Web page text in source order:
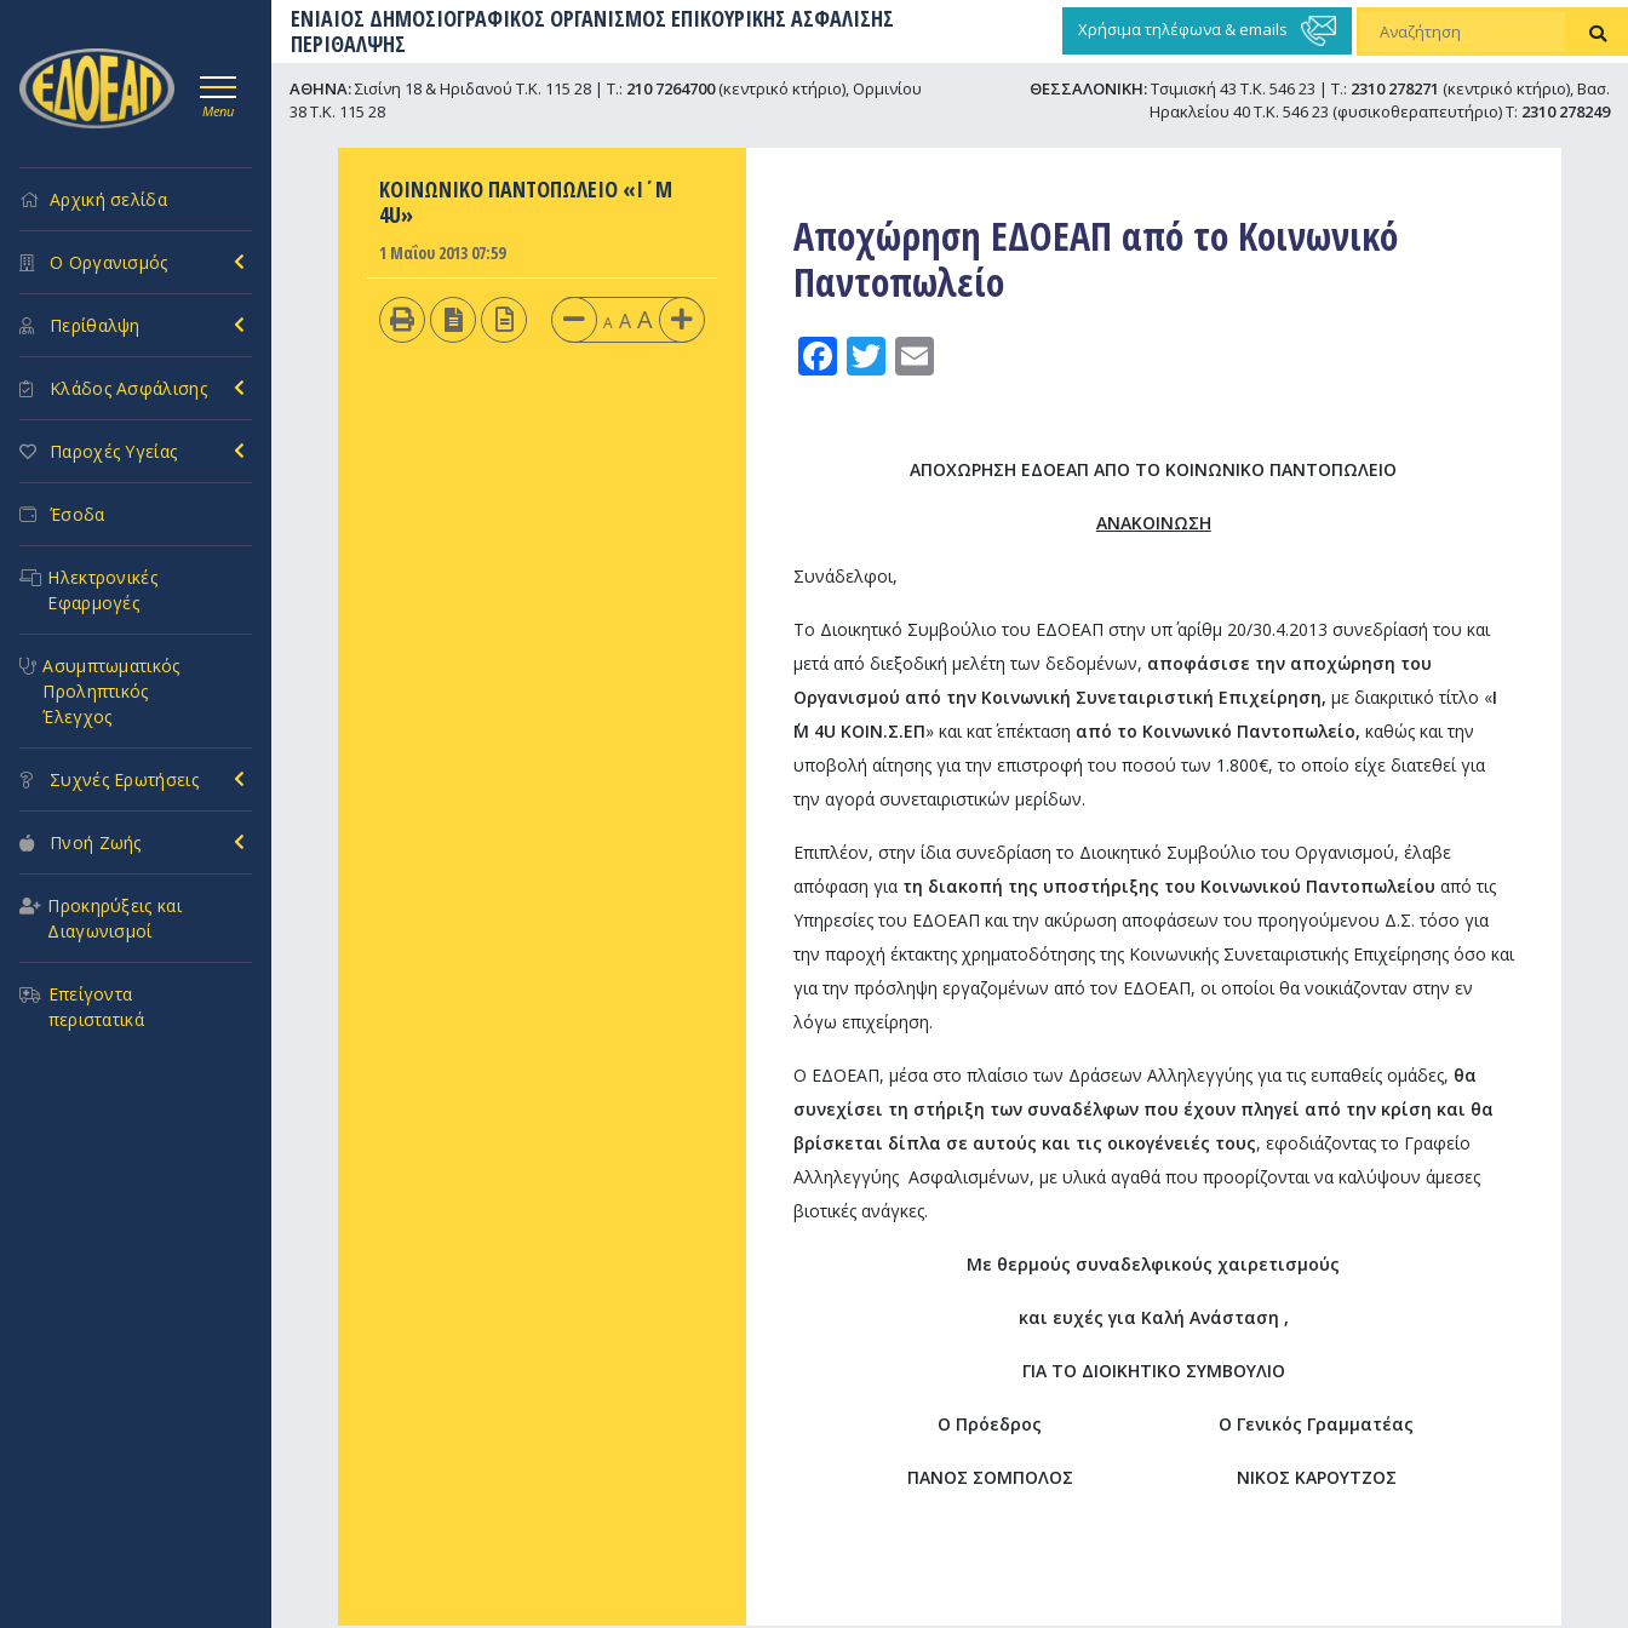
ΕΝΙΑΙΟΣ ΔΗΜΟΣΙΟΓΡΑΦΙΚΟΣ ΟΡΓΑΝΙΣΜΟΣ ΕΠΙΚΟΥΡΙΚΗΣ ΑΣΦΑΛΙΣΗΣ
ΠΕΡΙΘΑΛΨΗΣ
Χρήσιμα τηλέφωνα & emails
Menu
Αρχική σελίδα
Ο Οργανισμός
Περίθαλψη
Κλάδος Ασφάλισης
Παροχές Υγείας
Έσοδα
Ηλεκτρονικές
Εφαρμογές
Ασυμπτωματικός
Προληπτικός
Έλεγχος
Συχνές Ερωτήσεις
Πνοή Ζωής
Προκηρύξεις και
Διαγωνισμοί
Επείγοντα
περιστατικά
ΑΘΗΝΑ:Σισίνη 18 & Ηριδανού Τ.Κ. 115 28 | Τ.: 210 7264700(κεντρικό κτήριο), Ορμινίου
38 Τ.Κ. 115 28
ΘΕΣΣΑΛΟΝΙΚΗ:Τσιμισκή 43 Τ.Κ. 546 23 | Τ.: 2310 278271 (κεντρικό κτήριο), Βασ.
Ηρακλείου 40 Τ.Κ. 546 23 (φυσικοθεραπευτήριο) Τ: 2310 278249
ΚΟΙΝΩΝΙΚΟ ΠΑΝΤΟΠΩΛΕΙΟ «I΄M
4U»
1 Μαΐου 2013 07:59
A A A
Αποχώρηση ΕΔΟΕΑΠ από το Κοινωνικό
Παντοπωλείο
Facebook
Twitter
Email
ΑΠΟΧΩΡΗΣΗ ΕΔΟΕΑΠ ΑΠΟ ΤΟ ΚΟΙΝΩΝΙΚΟ ΠΑΝΤΟΠΩΛΕΙΟ
ΑΝΑΚΟΙΝΩΣΗ
Συνάδελφοι,
Το Διοικητικό Συμβούλιο του ΕΔΟΕΑΠ στην υπ΄ αρίθμ 20/30.4.2013 συνεδρίασή του και
μετά από διεξοδική μελέτη των δεδομένων, αποφάσισε την αποχώρηση του
Οργανισμού από την Κοινωνική Συνεταιριστική Επιχείρηση, με διακριτικό τίτλο «I
M 4U ΚΟΙΝ.Σ.ΕΠ» και κατ΄ επέκταση από το Κοινωνικό Παντοπωλείο, καθώς και την
υποβολή αίτησης για την επιστροφή του ποσού των 1.800€, το οποίο είχε διατεθεί για
την αγορά συνεταιριστικών μερίδων.
Επιπλέον, στην ίδια συνεδρίαση το Διοικητικό Συμβούλιο του Οργανισμού, έλαβε
απόφαση για τη διακοπή της υποστήριξης του Κοινωνικού Παντοπωλείου από τις
Υπηρεσίες του ΕΔΟΕΑΠ και την ακύρωση αποφάσεων του προηγούμενου Δ.Σ. τόσο για
την παροχή έκτακτης χρηματοδότησης της Κοινωνικής Συνεταιριστικής Επιχείρησης όσο και
για την πρόσληψη εργαζομένων από τον ΕΔΟΕΑΠ, οι οποίοι θα νοικιάζονταν στην εν
λόγω επιχείρηση.
Ο ΕΔΟΕΑΠ, μέσα στο πλαίσιο των Δράσεων Αλληλεγγύης για τις ευπαθείς ομάδες, θα
συνεχίσει τη στήριξη των συναδέλφων που έχουν πληγεί από την κρίση και θα
βρίσκεται δίπλα σε αυτούς και τις οικογένειές τους, εφοδιάζοντας το Γραφείο
Αλληλεγγύης Ασφαλισμένων, με υλικά αγαθά που προορίζονται να καλύψουν άμεσες
βιοτικές ανάγκες.
Με θερμούς συναδελφικούς χαιρετισμούς
και ευχές για Καλή Ανάσταση ,
ΓΙΑ ΤΟ ΔΙΟΙΚΗΤΙΚΟ ΣΥΜΒΟΥΛΙΟ
Ο Πρόεδρος Ο Γενικός Γραμματέας
ΠΑΝΟΣ ΣΟΜΠΟΛΟΣ ΝΙΚΟΣ ΚΑΡΟΥΤΖΟΣ